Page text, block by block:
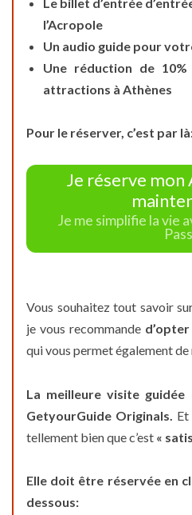
l’Acropole
Un audio guide pour
Une réduction de
attractions à Athènes
Pour le réserver, c’est par
Je réserve mon
Je me simplifie la vie
Pass
Vous souhaitez tout savoir
je vous recommande
qui vous permet également de
La meilleure visite
GetyourGuide Originals. Et
tellement bien que c’est «
Elle doit être réservée en
dessous: